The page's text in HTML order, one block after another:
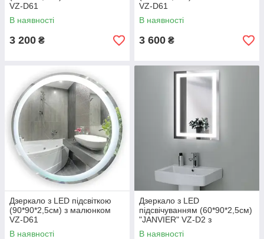
VZ-D61
В наявності
3 200 ₴
VZ-D61
В наявності
3 600 ₴
Дзеркало з LED підсвіткою
(90*90*2,5см) з малюнком
VZ-D61
В наявності
Дзеркало з LED
підсвічуванням (60*90*2,5см)
"JANVIER" VZ-D2 з
вимикачем
В наявності